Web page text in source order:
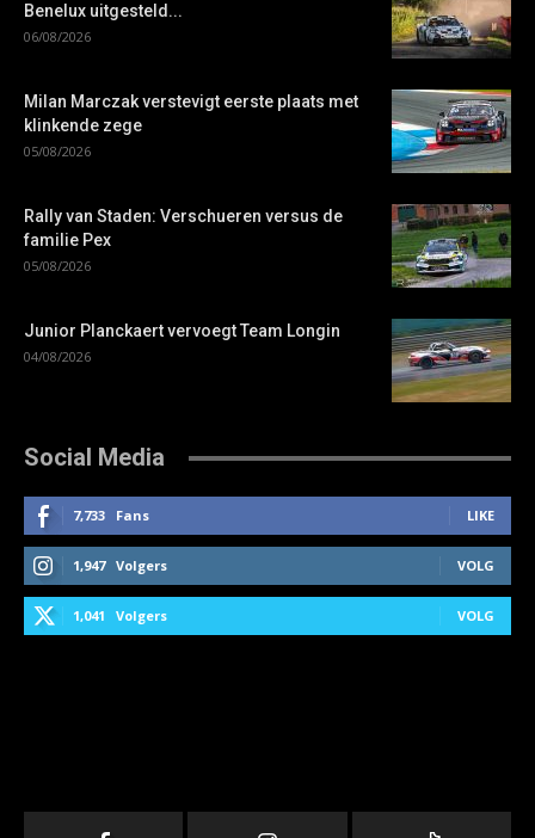
Benelux uitgesteld...
06/08/2026
Milan Marczak verstevigt eerste plaats met
klinkende zege
05/08/2026
Rally van Staden: Verschueren versus de
familie Pex
05/08/2026
Junior Planckaert vervoegt Team Longin
04/08/2026
Social Media
7,733 Fans LIKE
1,947 Volgers VOLG
1,041 Volgers VOLG